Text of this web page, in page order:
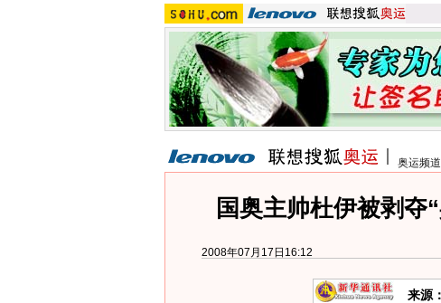
奥运频
国奥主帅杜伊被剥夺
2008年07月17日16:12
来源